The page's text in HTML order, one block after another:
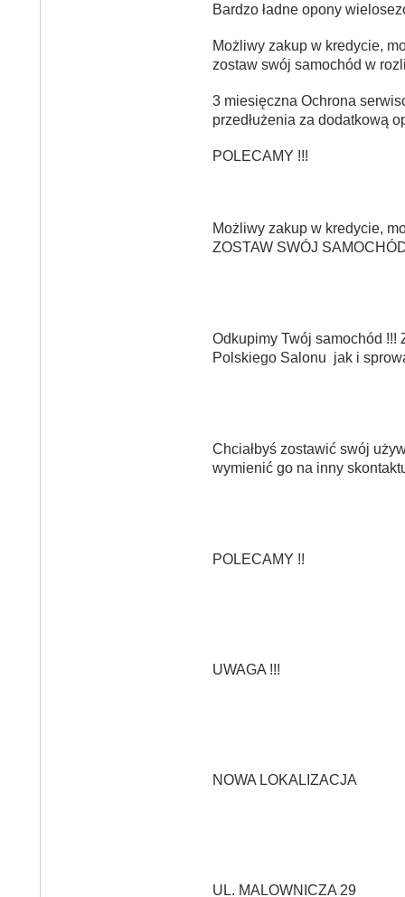
Bardzo ładne opony
Możliwy zakup w kredycie,
zostaw swój samochód w
3 miesięczna Ochrona
przedłużenia za dodatkową
POLECAMY !!!
Możliwy zakup w kredycie,
ZOSTAW SWÓJ
Odkupimy Twój samochód !!!
Polskiego Salonu jak i
Chciałbyś zostawić swój
wymienić go na inny
POLECAMY !!
UWAGA !!!
NOWA LOKALIZACJA
UL. MALOWNICZA 29